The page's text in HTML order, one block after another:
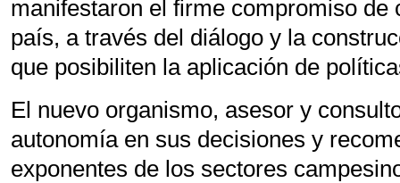
manifestaron el firme compromiso
país, a través del diálogo y la
que posibiliten la aplicación de
El nuevo organismo, asesor y
autonomía en sus decisiones y
exponentes de los sectores